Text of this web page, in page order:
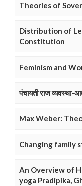
Theories of
Distribution of
Constitution
Feminism and
पंचायती राज व्यवस्था-
Max Weber:
Changing family
An Overview of
yoga Pradipika,